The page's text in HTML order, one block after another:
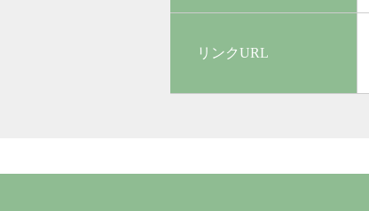
リンクURL